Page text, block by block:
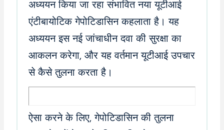
अध्ययन किया जा रहा संभावित नया यूटीआई
एंटीबायोटिक गेपोटिडासिन कहलाता है। यह
अध्ययन इस नई जांचाधीन दवा की सुरक्षा का
आकलन करेगा, और यह वर्तमान यूटीआई उपचार
से कैसे तुलना करता है।
ऐसा करने के लिए, गेपोटिडासिन की तुलना